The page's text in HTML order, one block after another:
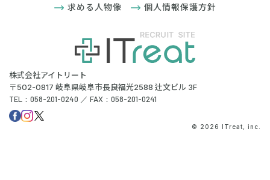
株式会社アイトリート
〒502-0817 岐阜県岐阜市長良福光2588 辻文ビル 3F
TEL：058-201-0240 ／ FAX：058-201-0241
求める人物像
個人情報保護方針
© 2026 ITreat, inc.